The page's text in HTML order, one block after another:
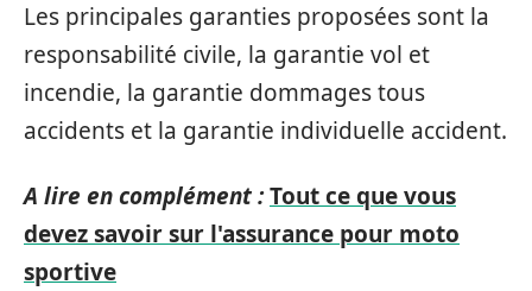
Les principales garanties proposées sont la
responsabilité civile, la garantie vol et
incendie, la garantie dommages tous
accidents et la garantie individuelle accident.
A lire en complément :Tout ce que vous
devez savoir sur l'assurance pour moto
sportive